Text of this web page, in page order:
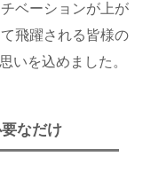
ベーションが上が
飛躍される皆様の
いを込めました。
なだけ